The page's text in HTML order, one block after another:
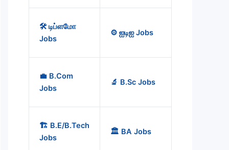
🛠️ டிப்ளமோ
Jobs
⚙️ ஐடிஐ Jobs
💼 B.Com
Jobs
🔬 B.Sc Jobs
🏗️ B.E/B.Tech
Jobs
🏛️ BA Jobs